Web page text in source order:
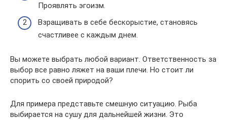
Проявлять эгоизм.
Взращивать в себе бескорыстие, становясь
счастливее с каждым днем.
Вы можете выбрать любой вариант. Ответственность за
выбор все равно ляжет на ваши плечи. Но стоит ли
спорить со своей природой?
Для примера представьте смешную ситуацию. Рыба
выбирается на сушу для дальнейшей жизни. Это